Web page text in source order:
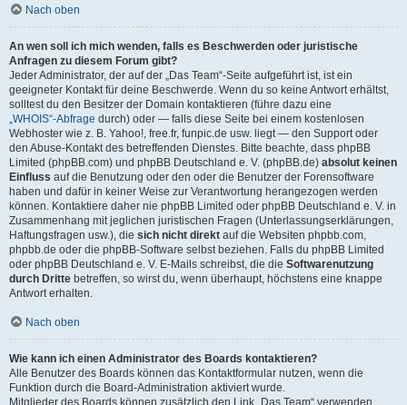
Nach oben
An wen soll ich mich wenden, falls es Beschwerden oder juristische
Anfragen zu diesem Forum gibt?
Jeder Administrator, der auf der „Das Team“-Seite aufgeführt ist, ist ein
geeigneter Kontakt für deine Beschwerde. Wenn du so keine Antwort erhältst,
solltest du den Besitzer der Domain kontaktieren (führe dazu eine
„WHOIS“-Abfrage durch) oder — falls diese Seite bei einem kostenlosen
Webhoster wie z. B. Yahoo!, free.fr, funpic.de usw. liegt — den Support oder
den Abuse-Kontakt des betreffenden Dienstes. Bitte beachte, dass phpBB
Limited (phpBB.com) und phpBB Deutschland e. V. (phpBB.de) absolut keinen
Einfluss auf die Benutzung oder den oder die Benutzer der Forensoftware
haben und dafür in keiner Weise zur Verantwortung herangezogen werden
können. Kontaktiere daher nie phpBB Limited oder phpBB Deutschland e. V. in
Zusammenhang mit jeglichen juristischen Fragen (Unterlassungserklärungen,
Haftungsfragen usw.), die sich nicht direkt auf die Websiten phpbb.com,
phpbb.de oder die phpBB-Software selbst beziehen. Falls du phpBB Limited
oder phpBB Deutschland e. V. E-Mails schreibst, die die Softwarenutzung
durch Dritte betreffen, so wirst du, wenn überhaupt, höchstens eine knappe
Antwort erhalten.
Nach oben
Wie kann ich einen Administrator des Boards kontaktieren?
Alle Benutzer des Boards können das Kontaktformular nutzen, wenn die
Funktion durch die Board-Administration aktiviert wurde.
Mitglieder des Boards können zusätzlich den Link „Das Team“ verwenden.